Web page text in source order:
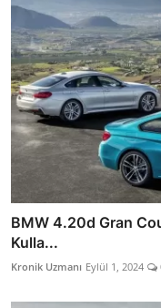
BMW 4.20d Gran
Kulla...
Kronik Uzmanı Eylül 1, 2024